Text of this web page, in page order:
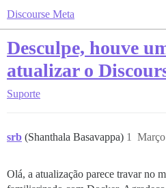
Discourse Meta
Desculpe, houve
atualizar o
Suporte
srb (Shanthala Basavappa) 1
Olá, a atualização parece travar no